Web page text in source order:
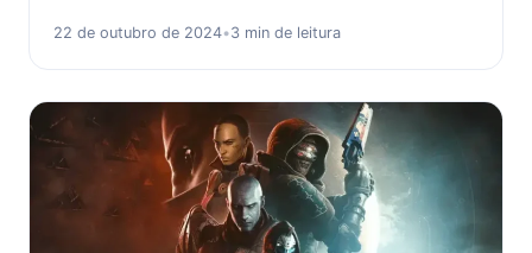
22 de outubro de 2024•3 min de leitura